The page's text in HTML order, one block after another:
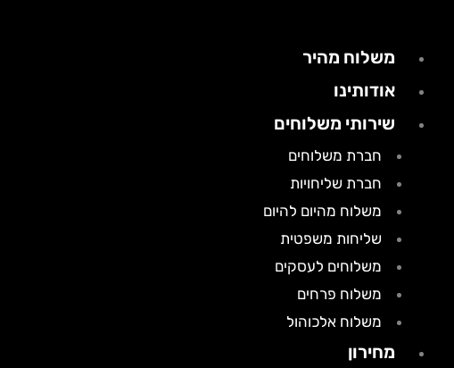
משלוח מהיר
אודותינו
שירותי משלוחים
חברת משלוחים
חברת שליחויות
משלוח מהיום להיום
שליחות משפטית
משלוחים לעסקים
משלוח פרחים
משלוח אלכוהול
מחירון